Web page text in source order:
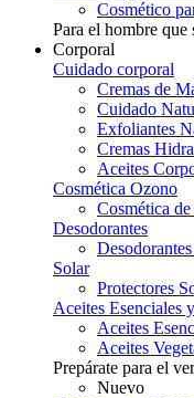
Cosmético
Para el hombre que
Corporal
Cuidado corporal
Cremas de
Cuidado
Exfoliantes
Cremas
Aceites
Cosmética Ozono
Cosmética
Desodorantes
Solar
Protectores
Aceites Esenciales
Aceites
Aceites
Prepárate para el
Nuevo